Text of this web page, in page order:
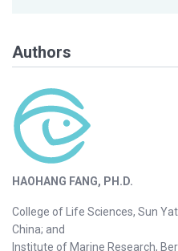
Authors
HAOHANG FANG, PH.D.
College of Life Sciences, Sun
China; and
Institute of Marine Research,